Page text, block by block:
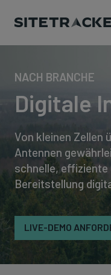
contentNACH BRANCHE
Digitale
Von kleinen Zellen
Antennen
schnelle,
Bereitstellung
LIVE-DEMO